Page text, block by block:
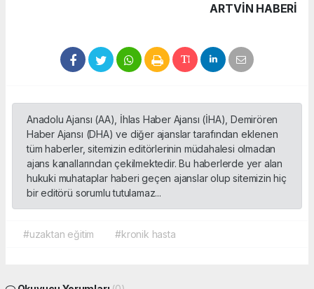
ARTVIN HABERİ
Anadolu Ajansı (AA), İhlas Haber Ajansı (İHA), Demirören
Haber Ajansı (DHA) ve diğer ajanslar tarafından eklenen
tüm haberler, sitemizin editörlerinin müdahalesi olmadan
ajans kanallarından çekilmektedir. Bu haberlerde yer alan
hukuki muhataplar haberi geçen ajanslar olup sitemizin hiç
bir editörü sorumlu tutulamaz...
#uzaktan eğitim #kronik hasta